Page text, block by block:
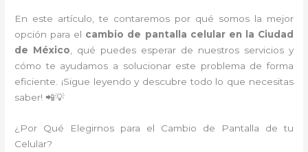
En este artículo, te contaremos por qué somos la mejor
opción para el cambio de pantalla celular en la Ciudad
de México , qué puedes esperar de nuestros servicios y
cómo te ayudamos a solucionar este problema de forma
eficiente. ¡Sigue leyendo y descubre todo lo que necesitas
saber! 📲💡
¿Por Qué Elegirnos para el Cambio de Pantalla de tu
Celular?